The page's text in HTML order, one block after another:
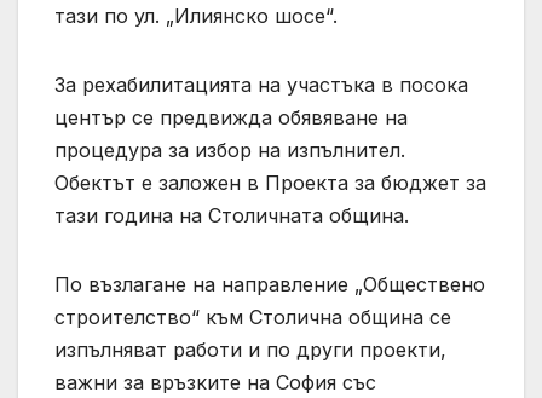
тази по ул. „Илиянско шосе“.
За рехабилитацията на участъка в посока
център се предвижда обявяване на
процедура за избор на изпълнител.
Обектът е заложен в Проекта за бюджет за
тази година на Столичната община.
По възлагане на направление „Обществено
строителство“ към Столична община се
изпълняват работи и по други проекти,
важни за връзките на София със